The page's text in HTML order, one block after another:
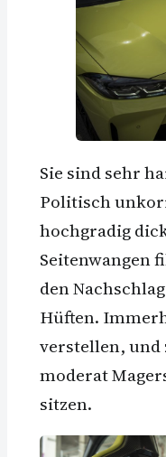
Sie sind sehr
Politisch
hochgradig
Seitenwangen
den
Hüften.
verstellen, und
moderat
sitzen.